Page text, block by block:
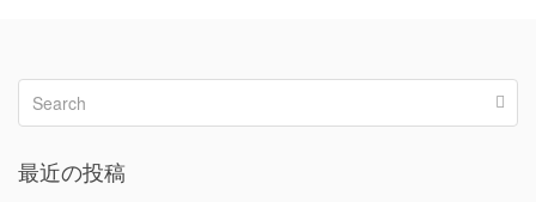
最近の投稿